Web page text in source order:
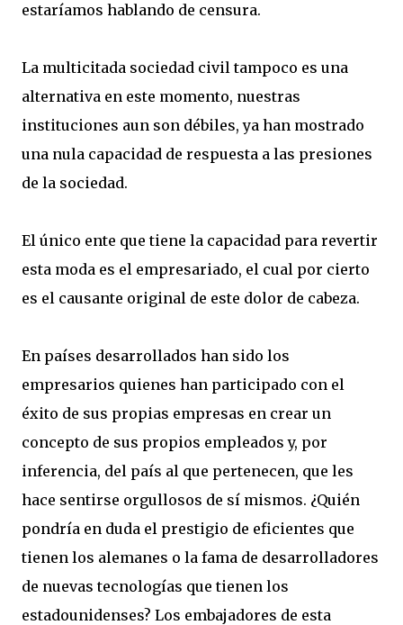
estaríamos hablando de censura.
La multicitada sociedad civil tampoco es una
alternativa en este momento, nuestras
instituciones aun son débiles, ya han mostrado
una nula capacidad de respuesta a las presiones
de la sociedad.
El único ente que tiene la capacidad para revertir
esta moda es el empresariado, el cual por cierto
es el causante original de este dolor de cabeza.
En países desarrollados han sido los
empresarios quienes han participado con el
éxito de sus propias empresas en crear un
concepto de sus propios empleados y, por
inferencia, del país al que pertenecen, que les
hace sentirse orgullosos de sí mismos. ¿Quién
pondría en duda el prestigio de eficientes que
tienen los alemanes o la fama de desarrolladores
de nuevas tecnologías que tienen los
estadounidenses? Los embajadores de esta